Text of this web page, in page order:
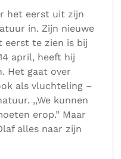
het eerst uit zijn
in. Zijn nieuwe
eerst te zien is bij
april, heeft hij